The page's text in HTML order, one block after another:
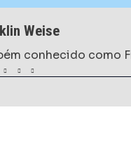
Weise
conhecido como